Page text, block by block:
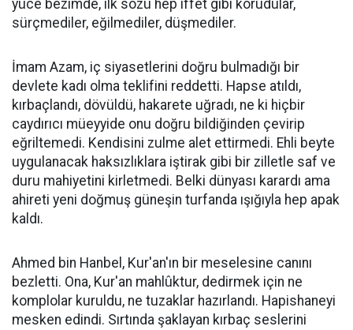
yüce bezimde, ilk sözü hep iffet gibi korudular,
sürçmediler, eğilmediler, düşmediler.
İmam Azam, iç siyasetlerini doğru bulmadığı bir
devlete kadı olma teklifini reddetti. Hapse atıldı,
kırbaçlandı, dövüldü, hakarete uğradı, ne ki hiçbir
caydırıcı müeyyide onu doğru bildiğinden çevirip
eğriltemedi. Kendisini zulme alet ettirmedi. Ehli beyte
uygulanacak haksızlıklara iştirak gibi bir zilletle saf ve
duru mahiyetini kirletmedi. Belki dünyası karardı ama
ahireti yeni doğmuş güneşin turfanda ışığıyla hep apak
kaldı.
Ahmed bin Hanbel, Kur'an'ın bir meselesine canını
bezletti. Ona, Kur'an mahlûktur, dedirmek için ne
komplolar kuruldu, ne tuzaklar hazırlandı. Hapishaneyi
mesken edindi. Sırtında şaklayan kırbaç seslerini